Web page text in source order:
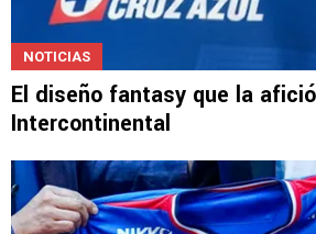
NOTICIAS
El diseño fantasy que la
Intercontinental